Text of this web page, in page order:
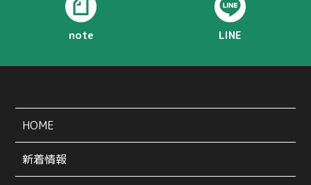
note LINE
HOME
新着情報